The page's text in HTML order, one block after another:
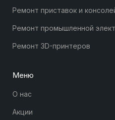
Ремонт приставок и
Ремонт промышленной
Ремонт 3D-принтеров
Меню
О нас
Акции